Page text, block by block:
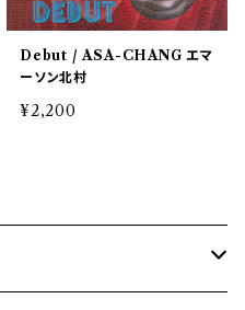
Debut / ASA-CHANG エマ
ーソン北村
¥2,200